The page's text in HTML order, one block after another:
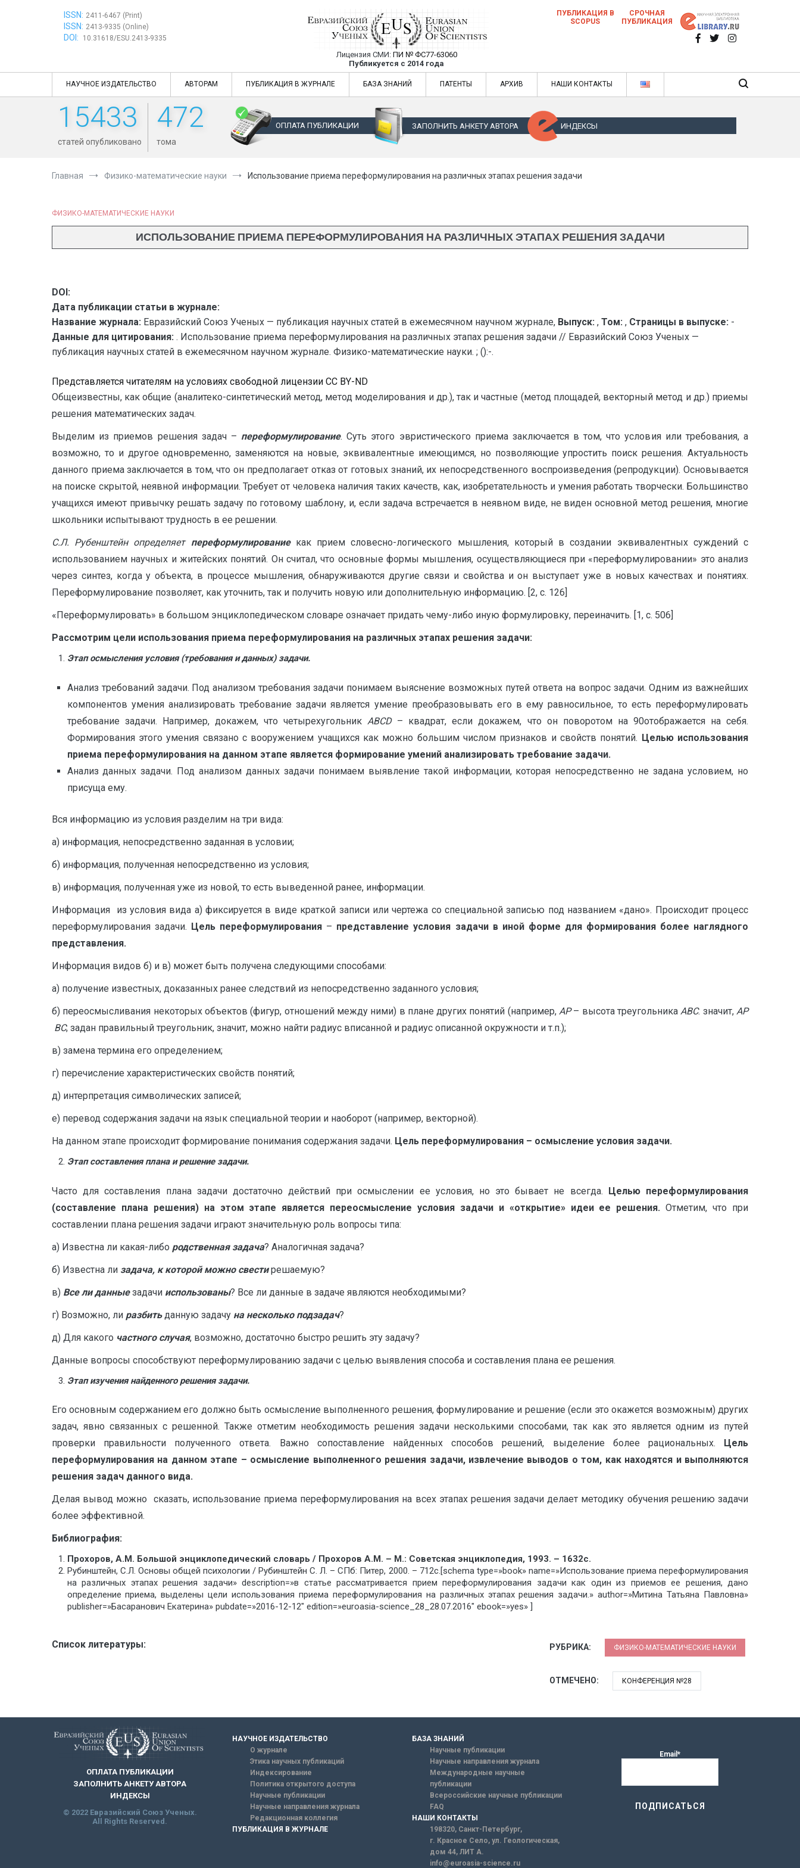
ISSN: 2411-6467 (Print)
ISSN: 2413-9335 (Online)
DOI: 10.31618/ESU.2413-9335
Евразийский Союз Ученых — публикация научных статей в ежемесячном научном
журнале
Лицензия СМИ: ПИ № ФС77-63060
Публикуется с 2014 года
Евразийский Союз Ученых — публикация научных статей в ежемесячном научном журнале
ПУБЛИКАЦИЯ В
SCOPUS
СРОЧНАЯ
ПУБЛИКАЦИЯ
НАУЧНОЕ ИЗДАТЕЛЬСТВО АВТОРАМ ПУБЛИКАЦИЯ В ЖУРНАЛЕ БАЗА ЗНАНИЙ ПАТЕНТЫ АРХИВ НАШИ КОНТАКТЫ
15433
статей опубликовано
472
тома
ОПЛАТА ПУБЛИКАЦИИ ЗАПОЛНИТЬ АНКЕТУ АВТОРА ИНДЕКСЫ
Главная Физико-математические науки Использование приема переформулирования на различных этапах решения задачи
ФИЗИКО-МАТЕМАТИЧЕСКИЕ НАУКИ
ИСПОЛЬЗОВАНИЕ ПРИЕМА ПЕРЕФОРМУЛИРОВАНИЯ НА РАЗЛИЧНЫХ ЭТАПАХ РЕШЕНИЯ ЗАДАЧИ
DOI:
Дата публикации статьи в журнале:
Название журнала: Евразийский Союз Ученых — публикация научных статей в ежемесячном научном журнале, Выпуск: , Том: , Страницы в выпуске: -
Данные для цитирования: . Использование приема переформулирования на различных этапах решения задачи // Евразийский Союз Ученых —
публикация научных статей в ежемесячном научном журнале. Физико-математические науки. ; ():-.
Представляется читателям на условиях свободной лицензии CC BY-ND
Общеизвестны, как общие (аналитеко-синтетический метод, метод моделирования и др.), так и частные (метод площадей, векторный метод и др.) приемы
решения математических задач.
Выделим из приемов решения задач – переформулирование. Суть этого эвристического приема заключается в том, что условия или требования, а
возможно, то и другое одновременно, заменяются на новые, эквивалентные имеющимся, но позволяющие упростить поиск решения. Актуальность
данного приема заключается в том, что он предполагает отказ от готовых знаний, их непосредственного воспроизведения (репродукции). Основывается
на поиске скрытой, неявной информации. Требует от человека наличия таких качеств, как, изобретательность и умения работать творчески. Большинство
учащихся имеют привычку решать задачу по готовому шаблону, и, если задача встречается в неявном виде, не виден основной метод решения, многие
школьники испытывают трудность в ее решении.
С.Л. Рубенштейн определяет переформулированиекак прием словесно-логического мышления, который в создании эквивалентных суждений с
использованием научных и житейских понятий. Он считал, что основные формы мышления, осуществляющиеся при «переформулировании» это анализ
через синтез, когда у объекта, в процессе мышления, обнаруживаются другие связи и свойства и он выступает уже в новых качествах и понятиях.
Переформулирование позволяет, как уточнить, так и получить новую или дополнительную информацию. [2, с. 126]
«Переформулировать» в большом энциклопедическом словаре означает придать чему-либо иную формулировку, переиначить. [1, с. 506]
Рассмотрим цели использования приема переформулирования на различных этапах решения задачи:
Этап осмысления условия (требования и данных) задачи.
Анализ требований задачи. Под анализом требования задачи понимаем выяснение возможных путей ответа на вопрос задачи. Одним из важнейших
компонентов умения анализировать требование задачи является умение преобразовывать его в ему равносильное, то есть переформулировать
требование задачи. Например, докажем, что четырехугольник АВСD– квадрат, если докажем, что он поворотом на 90отображается на себя.
Формирования этого умения связано с вооружением учащихся как можно большим числом признаков и свойств понятий. Целью использования
приема переформулирования на данном этапе является формирование умений анализировать требование задачи.
Анализ данных задачи. Под анализом данных задачи понимаем выявление такой информации, которая непосредственно не задана условием, но
присуща ему.
Вся информацию из условия разделим на три вида:
а) информация, непосредственно заданная в условии;
б) информация, полученная непосредственно из условия;
в) информация, полученная уже из новой, то есть выведенной ранее, информации.
Информация из условия вида а) фиксируется в виде краткой записи или чертежа со специальной записью под названием «дано». Происходит процесс
переформулирования задачи. Цель переформулирования – представление условия задачи в иной форме для формирования более наглядного
представления.
Информация видов б) и в) может быть получена следующими способами:
а) получение известных, доказанных ранее следствий из непосредственно заданного условия;
б) переосмысливания некоторых объектов (фигур, отношений между ними) в плане других понятий (например,АР– высота треугольникаАВС. значит,АР
ВС; задан правильный треугольник, значит, можно найти радиус вписанной и радиус описанной окружности и т.п.);
в) замена термина его определением;
г) перечисление характеристических свойств понятий;
д) интерпретация символических записей;
е) перевод содержания задачи на язык специальной теории и наоборот (например, векторной).
На данном этапе происходит формирование понимания содержания задачи. Цель переформулирования – осмысление условия задачи.
Этап составления плана и решение задачи.
Часто для составления плана задачи достаточно действий при осмыслении ее условия, но это бывает не всегда. Целью переформулирования
(составление плана решения) на этом этапе является переосмысление условия задачи и «открытие» идеи ее решения.Отметим, что при
составлении плана решения задачи играют значительную роль вопросы типа:
а) Известна ли какая-либо родственная задача? Аналогичная задача?
б) Известна ли задача, к которой можно свестирешаемую?
в) Все ли данныезадачи использованы? Все ли данные в задаче являются необходимыми?
г) Возможно, ли разбитьданную задачу на несколько подзадач?
д) Для какого частного случая, возможно, достаточно быстро решить эту задачу?
Данные вопросы способствуют переформулированию задачи с целью выявления способа и составления плана ее решения.
Этап изучения найденного решения задачи.
Его основным содержанием его должно быть осмысление выполненного решения, формулирование и решение (если это окажется возможным) других
задач, явно связанных с решенной. Также отметим необходимость решения задачи несколькими способами, так как это является одним из путей
проверки правильности полученного ответа. Важно сопоставление найденных способов решений, выделение более рациональных.
Цель
переформулирования на данном этапе – осмысление выполненного решения задачи, извлечение выводов о том, как находятся и выполняются
решения задач данного вида.
Делая вывод можно сказать, использование приема переформулирования на всех этапах решения задачи делает методику обучения решению задачи
более эффективной.
Библиография:
Прохоров, А.М. Большой энциклопедический словарь / Прохоров А.М. – М.: Советская энциклопедия, 1993. – 1632с.
Рубинштейн, С.Л. Основы общей психологии / Рубинштейн С. Л. – СПб: Питер, 2000. – 712с.[schema type=»book» name=»Использование приема переформулирования
на различных этапах решения задачи» description=»в статье рассматривается прием переформулирования задачи как один из приемов ее решения, дано
определение приема, выделены цели использования приема переформулирования на различных этапах решения задачи.» author=»Митина Татьяна Павловна»
publisher=»Басаранович Екатерина» pubdate=»2016-12-12″ edition=»euroasia-science_28_28.07.2016″ ebook=»yes» ]
Список литературы: РУБРИКА: ФИЗИКО-МАТЕМАТИЧЕСКИЕ НАУКИ
ОТМЕЧЕНО: КОНФЕРЕНЦИЯ №28
ОПЛАТА ПУБЛИКАЦИИ
ЗАПОЛНИТЬ АНКЕТУ АВТОРА
ИНДЕКСЫ
© 2022 Евразийский Союз Ученых.
All Rights Reserved.
НАУЧНОЕ ИЗДАТЕЛЬСТВО
О журнале
Этика научных публикаций
Индексирование
Политика открытого доступа
Научные публикации
Научные направления журнала
Редакционная коллегия
ПУБЛИКАЦИЯ В ЖУРНАЛЕ
БАЗА ЗНАНИЙ
Научные публикации
Научные направления журнала
Международные научные
публикации
Всероссийские научные публикации
FAQ
НАШИ КОНТАКТЫ
198320, Санкт-Петербург,
г. Красное Село, ул. Геологическая,
дом 44, ЛИТ А.
info@euroasia-science.ru
Email*